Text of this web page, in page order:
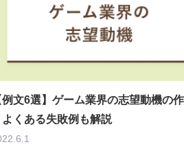
例文6選】ゲーム業界の志望動機の
よくある失敗例も解説